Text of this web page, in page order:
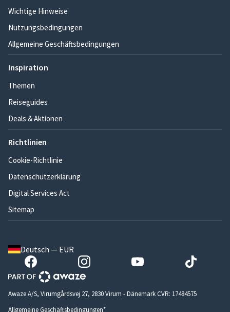
Wichtige Hinweise
Nutzungsbedingungen
Allgemeine Geschäftsbedingungen
Inspiration
Themen
Reiseguides
Deals & Aktionen
Richtlinien
Cookie-Richtlinie
Datenschutzerklärung
Digital Services Act
Sitemap
Deutsch — EUR
Awaze A/S, Virumgårdsvej 27, 2830 Virum - Dänemark CVR: 17484575
Allgemeine Geschäftsbedingungen*